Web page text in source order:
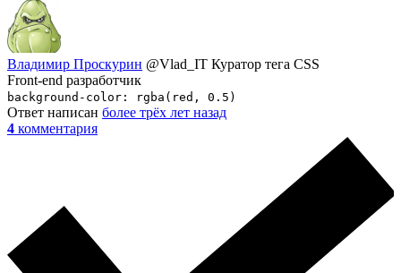
Владимир Проскурин @Vlad_IT Куратор тега CSS
Front-end разработчик
background-color: rgba(red, 0.5)
Ответ написан более трёх лет назад
4 комментария